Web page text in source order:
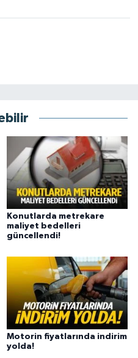
Konutlarda metrekare
maliyet bedelleri
güncellendi!
Motorin fiyatlarında indirim
yolda!